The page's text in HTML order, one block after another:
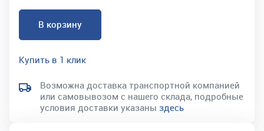
В корзину
Купить в 1 клик
Возможна доставка транспортной компанией
или самовывозом с нашего склада, подробные
условия доставки указаны здесь